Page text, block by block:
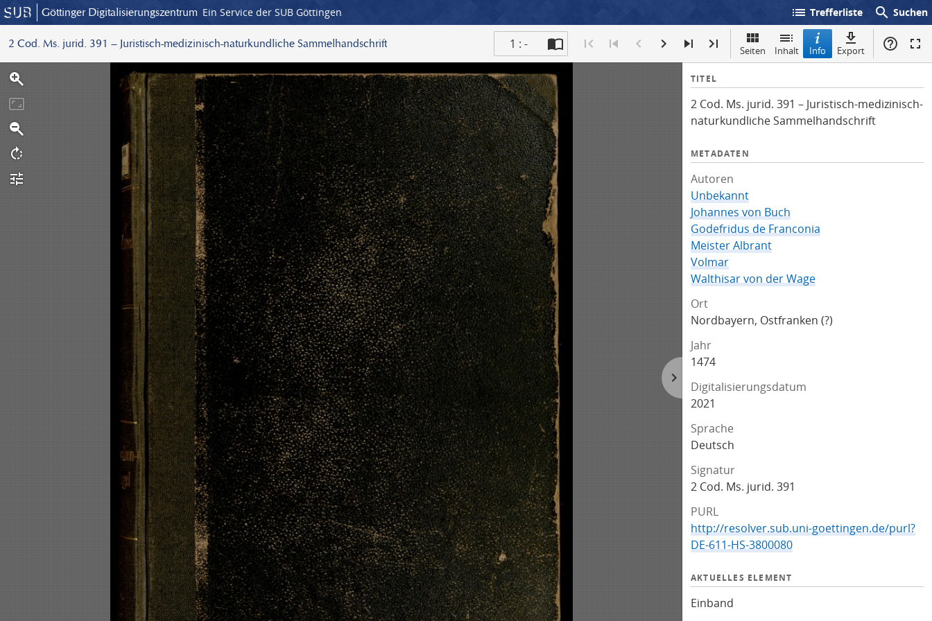
Göttinger Digitalisierungszentrum Ein Service der SUB Göttingen list Trefferliste search Suchen
2 Cod. Ms. jurid. 391 – Juristisch-medizinisch-naturkundliche Sammelhandschrift 1 : - Seiten Inhalt Info Export
I
f
o
TITEL
2 Cod. Ms. jurid. 391 – Juristisch-medizinisch-
naturkundliche Sammelhandschrift
METADATEN
Autoren
Unbekannt
Johannes von Buch
Godefridus de Franconia
Meister Albrant
Volmar
Walthisar von der Wage
Ort
Nordbayern, Ostfranken (?)
Jahr
1474
Digitalisierungsdatum
2021
Sprache
Deutsch
Signatur
2 Cod. Ms. jurid. 391
PURL
http://resolver.sub.uni-goettingen.de/purl?
DE-611-HS-3800080
AKTUELLES ELEMENT
Einband